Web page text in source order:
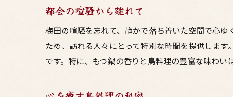
都会の喧騒から離れて
梅田の喧騒を忘れて、静かで落ち着いた空間で心
ため、訪れる人々にとって特別な時間を提供しま
です。特に、もつ鍋の香りと鳥料理の豊富な味わい